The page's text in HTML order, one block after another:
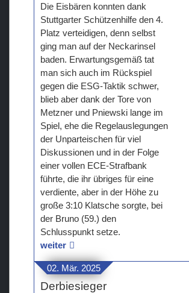
Die Eisbären konnten dank
Stuttgarter Schützenhilfe den 4.
Platz verteidigen, denn selbst
ging man auf der Neckarinsel
baden. Erwartungsgemäß tat
man sich auch im Rückspiel
gegen die ESG-Taktik schwer,
blieb aber dank der Tore von
Metzner und Pniewski lange im
Spiel, ehe die Regelauslegungen
der Unparteischen für viel
Diskussionen und in der Folge
einer vollen ECE-Strafbank
führte, die ihr übriges für eine
verdiente, aber in der Höhe zu
große 3:10 Klatsche sorgte, bei
der Bruno (59.) den
Schlusspunkt setze.
weiter
02. Mär. 2025
Derbiesieger